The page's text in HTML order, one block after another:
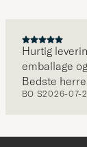
Hurtig levering,
emballage og
Bedste herre
BO S2026-07-23